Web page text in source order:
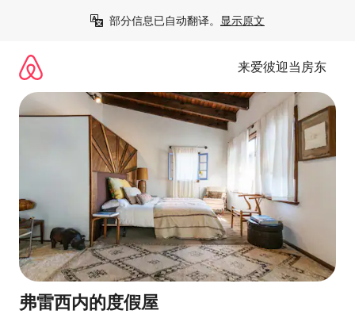
部分信息已自动翻译。 显示原文
来爱彼迎当房东
弗雷西内的度假屋